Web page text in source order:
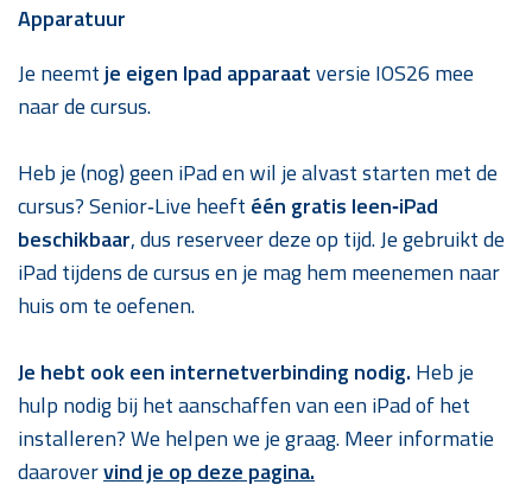
Apparatuur
Je neemtje eigen Ipad apparaatversie IOS26 mee
naar de cursus.
Heb je (nog) geen iPad en wil je alvast starten met de
cursus? Senior‑Live heeft één gratis leen‑iPad
beschikbaar, dus reserveer deze op tijd. Je gebruikt de
iPad tijdens de cursus en je mag hem meenemen naar
huis om te oefenen.
Je hebt ook een internetverbinding nodig. Heb je
hulp nodig bij het aanschaffen van een iPad of het
installeren? We helpen we je graag. Meer informatie
daarovervind je op deze pagina.